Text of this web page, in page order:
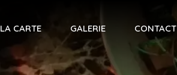
LA CARTE GALERIE CONTACT